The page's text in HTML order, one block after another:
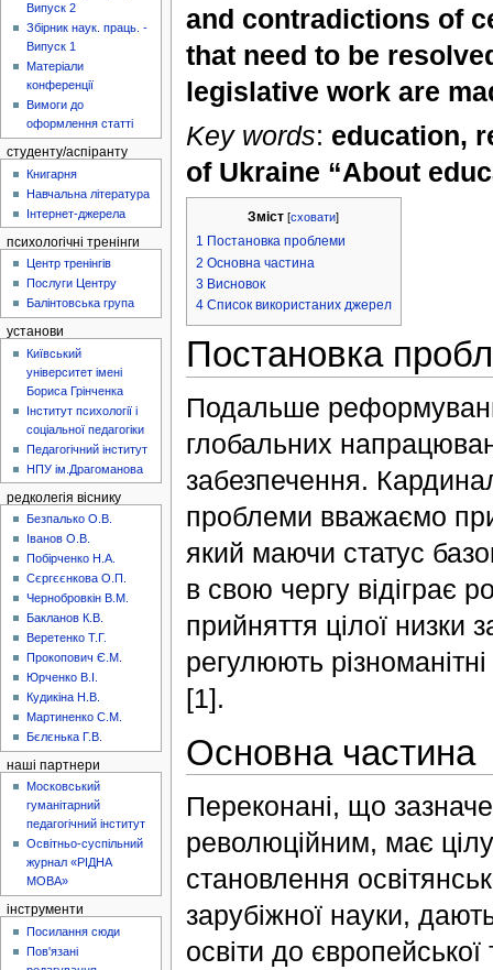
and contradictions of
that need to be
legislative work are
Key words: education,
of Ukraine “About
Зміст [сховати]
1 Постановка проблеми
2 Основна частина
3 Висновок
4 Список використаних джерел
Постановка
Подальше
глобальних
забезпечення.
проблеми вважаємо
який маючи статус
в свою чергу відіграє
прийняття цілої низки
регулюють
[1].
Основна частина
Переконані, що
революційним, має цілу
становлення
зарубіжної науки,
освіти до
Випуск 2
Збірник наук. праць. -
Випуск 1
Матеріали
конференції
Вимоги до
оформлення статті
студенту/аспіранту
Книгарня
Навчальна література
Інтернет-джерела
психологічні тренінги
Центр тренінгів
Послуги Центру
Балінтовська група
установи
Київський
університет імені
Бориса Грінченка
Інститут психології і
соціальної педагогіки
Педагогічний інститут
НПУ ім.Драгоманова
редколегія віснику
Безпалько О.В.
Іванов О.В.
Побірченко Н.А.
Сєргєєнкова О.П.
Чернобровкін В.М.
Бакланов К.В.
Веретенко Т.Г.
Прокопович Є.М.
Юрченко В.І.
Кудикіна Н.В.
Мартиненко С.М.
Бєлєнька Г.В.
наші партнери
Московський
гуманітарний
педагогічний інститут
Освітньо-суспільний
журнал «РІДНА
МОВА»
інструменти
Посилання сюди
Пов'язані